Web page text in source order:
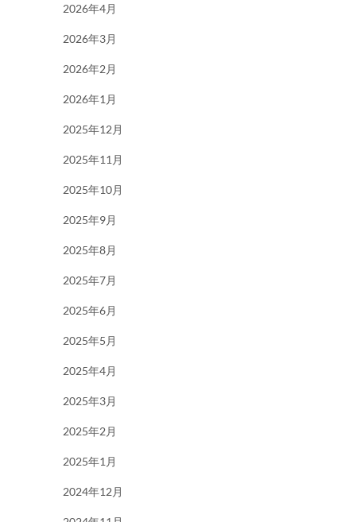
2026年4月
2026年3月
2026年2月
2026年1月
2025年12月
2025年11月
2025年10月
2025年9月
2025年8月
2025年7月
2025年6月
2025年5月
2025年4月
2025年3月
2025年2月
2025年1月
2024年12月